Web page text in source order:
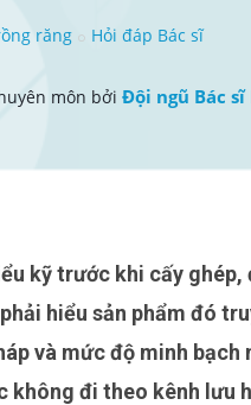
răng Hỏi đáp Bác sĩ
môn bởi Đội ngũ Bác sĩ
hiểu sản phẩm đó
và mức độ minh
không đi theo kênh lưu